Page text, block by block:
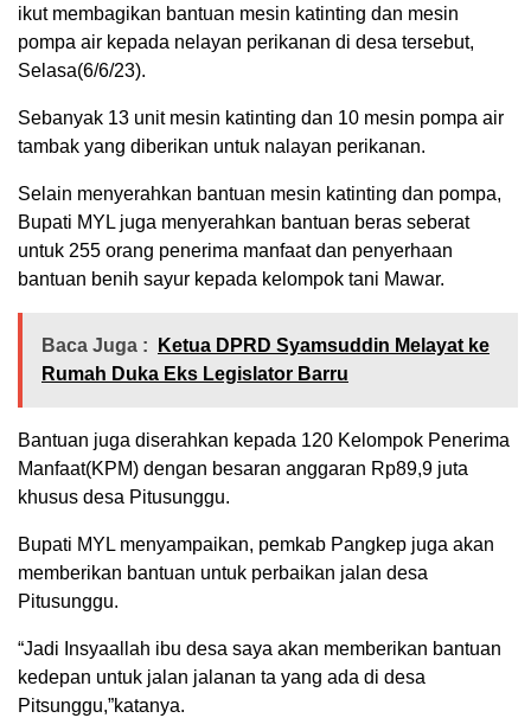
ikut membagikan bantuan mesin katinting dan mesin
pompa air kepada nelayan perikanan di desa tersebut,
Selasa(6/6/23).
Sebanyak 13 unit mesin katinting dan 10 mesin pompa air
tambak yang diberikan untuk nalayan perikanan.
Selain menyerahkan bantuan mesin katinting dan pompa,
Bupati MYL juga menyerahkan bantuan beras seberat
untuk 255 orang penerima manfaat dan penyerhaan
bantuan benih sayur kepada kelompok tani Mawar.
Baca Juga :
Ketua DPRD Syamsuddin Melayat ke
Rumah Duka Eks Legislator Barru
Bantuan juga diserahkan kepada 120 Kelompok Penerima
Manfaat(KPM) dengan besaran anggaran Rp89,9 juta
khusus desa Pitusunggu.
Bupati MYL menyampaikan, pemkab Pangkep juga akan
memberikan bantuan untuk perbaikan jalan desa
Pitusunggu.
“Jadi Insyaallah ibu desa saya akan memberikan bantuan
kedepan untuk jalan jalanan ta yang ada di desa
Pitsunggu,”katanya.